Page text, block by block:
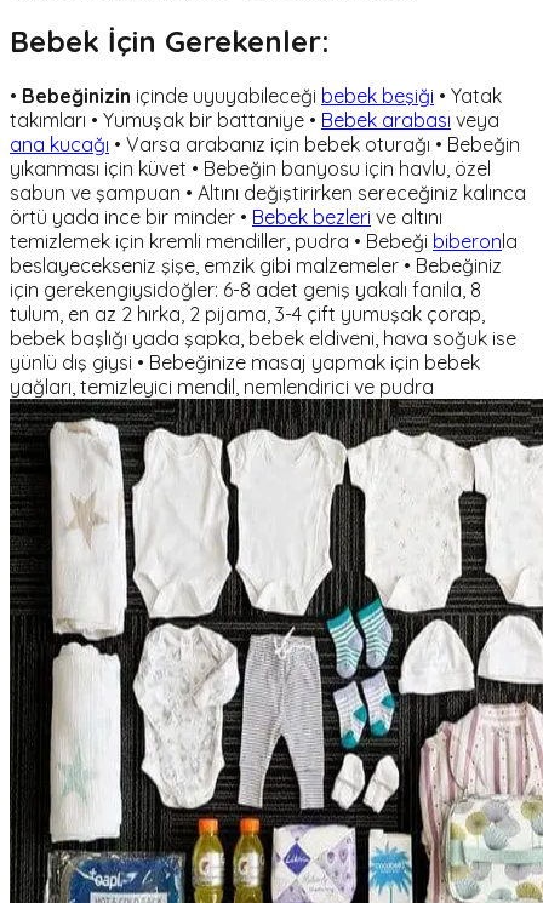
Bebek İçin Gerekenler:
• Bebeğinizin içinde uyuyabileceği bebek beşiği • Yatak
takımları • Yumuşak bir battaniye • Bebek arabası veya
ana kucağı • Varsa arabanız için bebek oturağı • Bebeğin
yıkanması için küvet • Bebeğin banyosu için havlu, özel
sabun ve şampuan • Altını değiştirirken sereceğiniz kalınca
örtü yada ince bir minder • Bebek bezleri ve altını
temizlemek için kremli mendiller, pudra • Bebeği biberonla
beslayecekseniz şişe, emzik gibi malzemeler • Bebeğiniz
için gerekengiysidoğler: 6-8 adet geniş yakalı fanila, 8
tulum, en az 2 hırka, 2 pijama, 3-4 çift yumuşak çorap,
bebek başlığı yada şapka, bebek eldiveni, hava soğuk ise
yünlü dış giysi • Bebeğinize masaj yapmak için bebek
yağları, temizleyici mendil, nemlendirici ve pudra